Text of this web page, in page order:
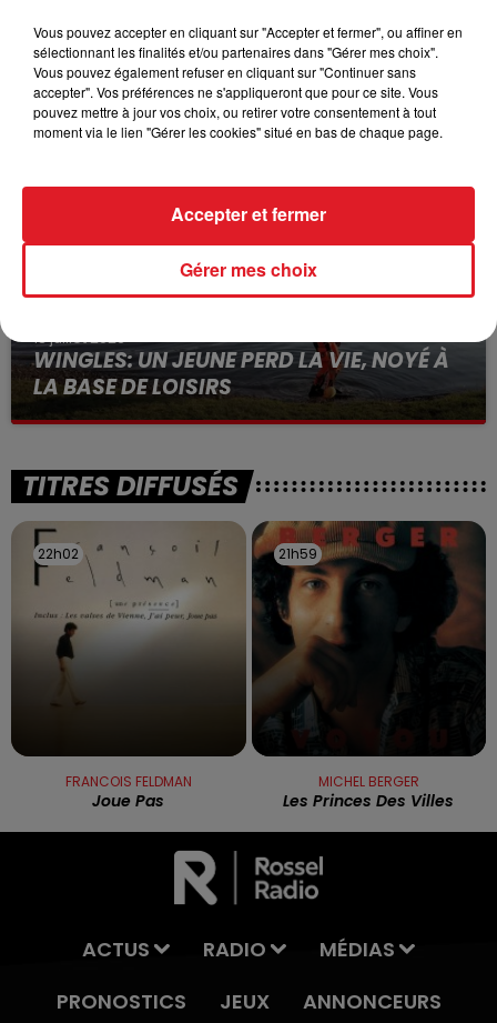
15 juillet 2026
BÉTHUNE: ENQUÊTE POUR HOMICIDE
VOLONTAIRE EN COURS, APRÈS LA...
Selon les premiers éléments, le logement servait
13 juillet 2026
WINGLES: UN JEUNE PERD LA VIE, NOYÉ À
LA BASE DE LOISIRS
La victime a coulé à pic
TITRES DIFFUSÉS
22h02
22h02
FRANCOIS FELDMAN
Joue Pas
21h59
21h59
MICHEL BERGER
Les Princes Des Villes
ACTUS RADIO
MÉDIAS
PRONOSTICS
JEUX ANNONCEURS
Vous pouvez accepter en cliquant sur "Accepter et fermer", ou affiner en
sélectionnant les finalités et/ou partenaires dans "Gérer mes choix".
Vous pouvez également refuser en cliquant sur "Continuer sans
accepter". Vos préférences ne s'appliqueront que pour ce site. Vous
pouvez mettre à jour vos choix, ou retirer votre consentement à tout
moment via le lien "Gérer les cookies" situé en bas de chaque page.
Gérer mes choix
Accepter et fermer